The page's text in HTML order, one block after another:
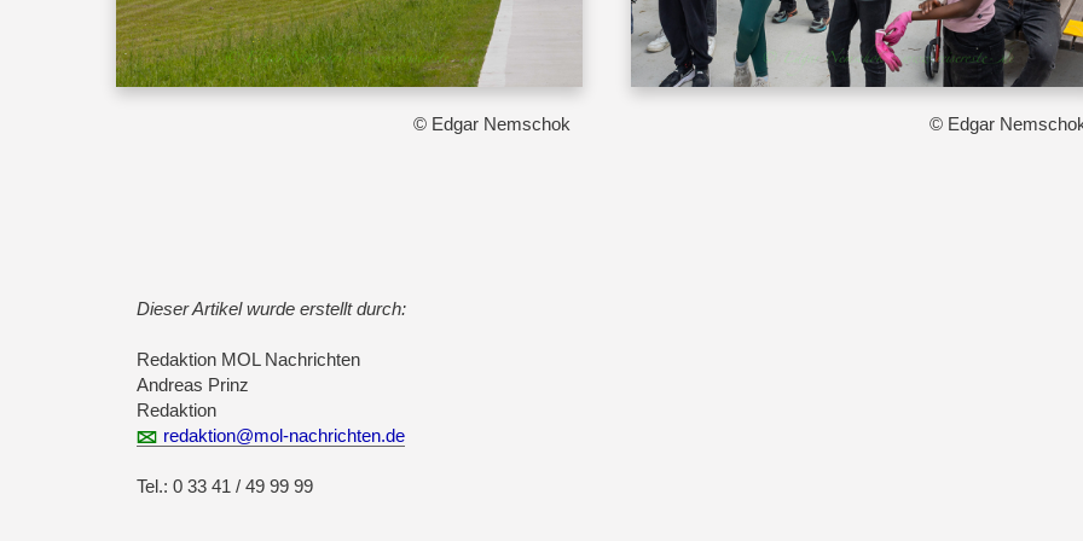
© Edgar Nemschok © Edgar
Dieser Artikel wurde erstellt durch:
Redaktion MOL Nachrichten
Andreas Prinz
Redaktion
redaktion@mol-nachrichten.de
Tel.: 0 33 41 / 49 99 99